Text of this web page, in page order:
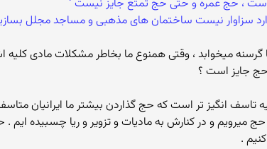
ست ، حج عمره و حتی حج تمتع جایز نیست "
سزاوار نیست ساختمان های مذهبی و مساجد مجلل
میخوابد ، وقتی همنوع ما بخاطر مشکلات مادی
حج جایز است ؟
انگیز تر است که حج گذاردن بیشتر ما ایرانیان
حج میرویم و در کنارش به مادیات و تزویر و ریا چسبیده
.